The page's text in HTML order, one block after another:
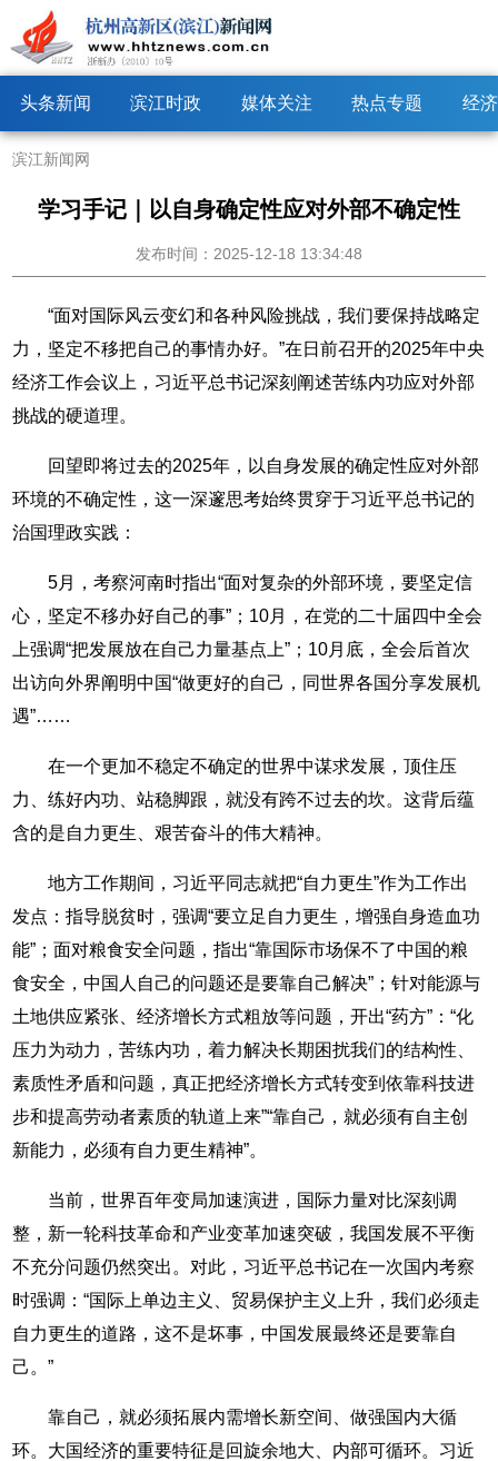
头条新闻 滨江时政 媒体关注 热点专题 经
滨江新闻网
学习手记｜以自身确定性应对外部不确定性
发布时间：2025-12-18 13:34:48
“面对国际风云变幻和各种风险挑战，我们要保持战略定
力，坚定不移把自己的事情办好。”在日前召开的2025年中央
经济工作会议上，习近平总书记深刻阐述苦练内功应对外部
挑战的硬道理。
回望即将过去的2025年，以自身发展的确定性应对外部
环境的不确定性，这一深邃思考始终贯穿于习近平总书记的
治国理政实践：
5月，考察河南时指出“面对复杂的外部环境，要坚定信
心，坚定不移办好自己的事”；10月，在党的二十届四中全会
上强调“把发展放在自己力量基点上”；10月底，全会后首次
出访向外界阐明中国“做更好的自己，同世界各国分享发展机
遇”……
在一个更加不稳定不确定的世界中谋求发展，顶住压
力、练好内功、站稳脚跟，就没有跨不过去的坎。这背后蕴
含的是自力更生、艰苦奋斗的伟大精神。
地方工作期间，习近平同志就把“自力更生”作为工作出
发点：指导脱贫时，强调“要立足自力更生，增强自身造血功
能”；面对粮食安全问题，指出“靠国际市场保不了中国的粮
食安全，中国人自己的问题还是要靠自己解决”；针对能源与
土地供应紧张、经济增长方式粗放等问题，开出“药方”：“化
压力为动力，苦练内功，着力解决长期困扰我们的结构性、
素质性矛盾和问题，真正把经济增长方式转变到依靠科技进
步和提高劳动者素质的轨道上来”“靠自己，就必须有自主创
新能力，必须有自力更生精神”。
当前，世界百年变局加速演进，国际力量对比深刻调
整，新一轮科技革命和产业变革加速突破，我国发展不平衡
不充分问题仍然突出。对此，习近平总书记在一次国内考察
时强调：“国际上单边主义、贸易保护主义上升，我们必须走
自力更生的道路，这不是坏事，中国发展最终还是要靠自
己。”
靠自己，就必须拓展内需增长新空间、做强国内大循
环。大国经济的重要特征是回旋余地大、内部可循环。习近